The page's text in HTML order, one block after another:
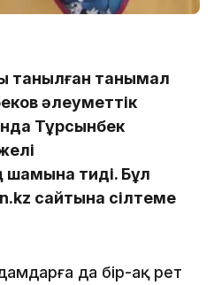
танылған танымал
әлеуметтік
Тұрсынбек
тиді. Бұл
сайтына сілтеме
да бір-ақ рет